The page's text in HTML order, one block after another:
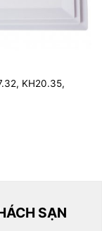
KH20.35,
SẠN